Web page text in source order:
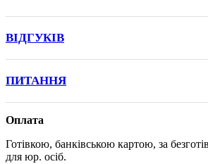
ВІДГУКІВ
ПИТАННЯ
Оплата
Готівкою, банківською картою, за
для юр. осіб.